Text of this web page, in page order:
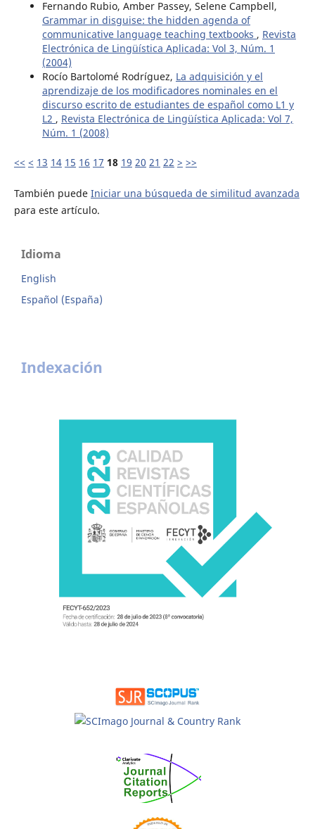
Fernando Rubio, Amber Passey, Selene Campbell,
Grammar in disguise: the hidden agenda of
communicative language teaching textbooks , Revista
Electrónica de Lingüística Aplicada: Vol 3, Núm. 1
(2004)
Rocío Bartolomé Rodríguez, La adquisición y el
aprendizaje de los modificadores nominales en el
discurso escrito de estudiantes de español como L1 y
L2 , Revista Electrónica de Lingüística Aplicada: Vol 7,
Núm. 1 (2008)
<< < 13 14 15 16 17 18 19 20 21 22 > >>
También puede Iniciar una búsqueda de similitud avanzada
para este artículo.
Idioma
English
Español (España)
Indexación